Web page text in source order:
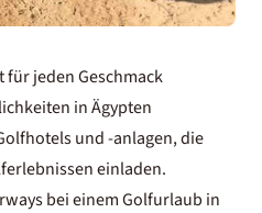
für jeden Geschmack
in Ägypten
und -anlagen, die
einladen.
bei einem Golfurlaub in